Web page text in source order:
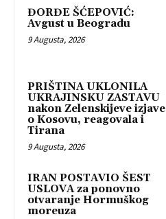
ĐORĐE ŠĆEPOVIĆ:
Avgust u Beogradu
9 Augusta, 2026
PRIŠTINA UKLONILA
UKRAJINSKU ZASTAVU
nakon Zelenskijeve izjave
o Kosovu, reagovala i
Tirana
9 Augusta, 2026
IRAN POSTAVIO ŠEST
USLOVA za ponovno
otvaranje Hormuškog
moreuza